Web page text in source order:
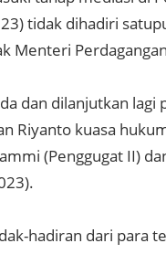
tidak dihadiri
Menteri
dan dilanjutkan lagi
Riyanto kuasa
(Penggugat II)
hadiran dari para